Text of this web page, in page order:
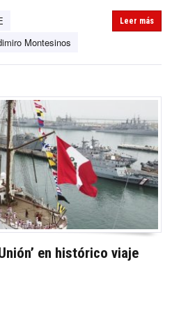
Montesinos
Leer más
en histórico viaje